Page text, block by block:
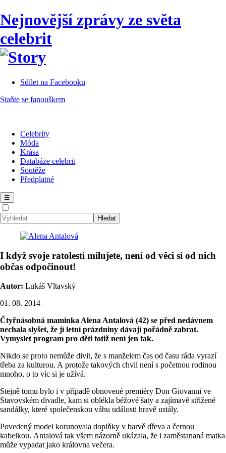
Nejnovější zprávy ze světa
celebrit
Sdílet na Facebooku
Staňte se fanouškem
Celebrity
Móda
Krása
Databáze celebrit
Soutěže
Předplatné
☰
I když svoje ratolesti milujete, není od věci si od nich
občas odpočinout!
Autor: Lukáš Vltavský
01. 08. 2014
Čtyřnásobná maminka Alena Antalová (42) se před nedávnem
nechala slyšet, že jí letní prázdniny dávají pořádně zabrat.
Vymyslet program pro děti totiž není jen tak.
Nikdo se proto nemůže divit, že s manželem čas od času ráda vyrazí
třeba za kulturou. A protože takových chvil není s početnou rodinou
mnoho, o to víc si je užívá.
Stejně tomu bylo i v případě obnovené premiéry Don Giovanni ve
Stavovském divadle, kam si oblékla béžové šaty a zajímavě střižené
sandálky, které společenskou váhu události hravě ustály.
Povedený model korunovala doplňky v barvě dřeva a černou
kabelkou. Antalová tak všem názorně ukázala, že i zaměstananá matka
může vypadat jako královna večera.